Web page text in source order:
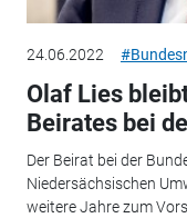
24.06.2022
Olaf Lies
Beirates bei
Der Beirat bei der
Niedersächsischen
weitere Jahre zum